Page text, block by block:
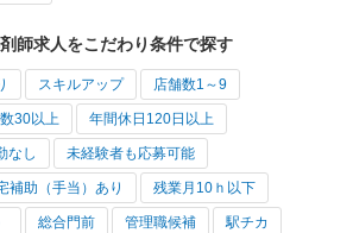
師求人をこだわり条件で探す
スキルアップ 店舗数1～9
30以上 年間休日120日以上
なし 未経験者も応募可能
補助（手当）あり 残業月10ｈ以下
総合門前 管理職候補 駅チカ